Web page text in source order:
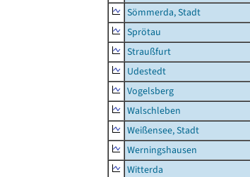
Sömmerda, Stadt
Sprötau
Straußfurt
Udestedt
Vogelsberg
Walschleben
Weißensee, Stadt
Werningshausen
Witterda